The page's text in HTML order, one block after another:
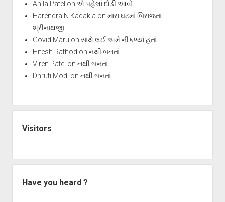
Anila Patel on એ પહેલાં દોડી આવો
Harendra N Kadakia on મારા ઘટમાં બિરાજતા
શ્રીનાથજી
Govid Maru on સાથે લઈ અમે નીકળ્યાં હતાં
Hitesh Rathod on નથી બનતાં
Viren Patel on નથી બનતાં
Dhruti Modi on નથી બનતાં
Visitors
Have you heard ?